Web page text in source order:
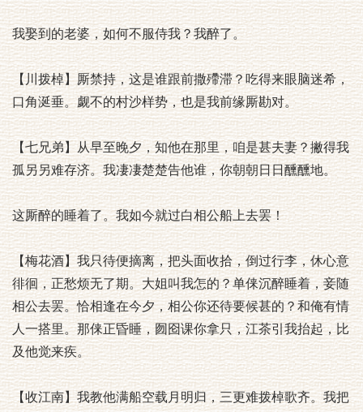
我娶到的老婆，如何不服侍我？我醉了。
【川拨棹】厮禁持，这是谁跟前撒殢滞？吃得来眼脑迷希，
口角涎垂。觑不的村沙样势，也是我前缘厮勘对。
【七兄弟】从早至晚夕，知他在那里，咱是甚夫妻？撇得我
孤另另难存济。我凄凄楚楚告他谁，你朝朝日日醺醺地。
这厮醉的睡着了。我如今就过白相公船上去罢！
【梅花酒】我只待便摘离，把头面收拾，倒过行李，休心意
徘徊，正愁烦无了期。大姐叫我怎的？单俫沉醉睡着，妾随
相公去罢。恰相逢在今夕，相公你还待要候甚的？和俺有情
人一搭里。那俫正昏睡，囫囵课你拿只，江茶引我抬起，比
及他觉来疾。
【收江南】我教他满船空载月明归，三更难拨棹歌齐。我把